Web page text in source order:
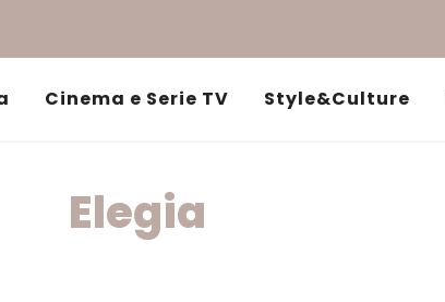
Cinema e Serie TV Style&Culture
Elegia